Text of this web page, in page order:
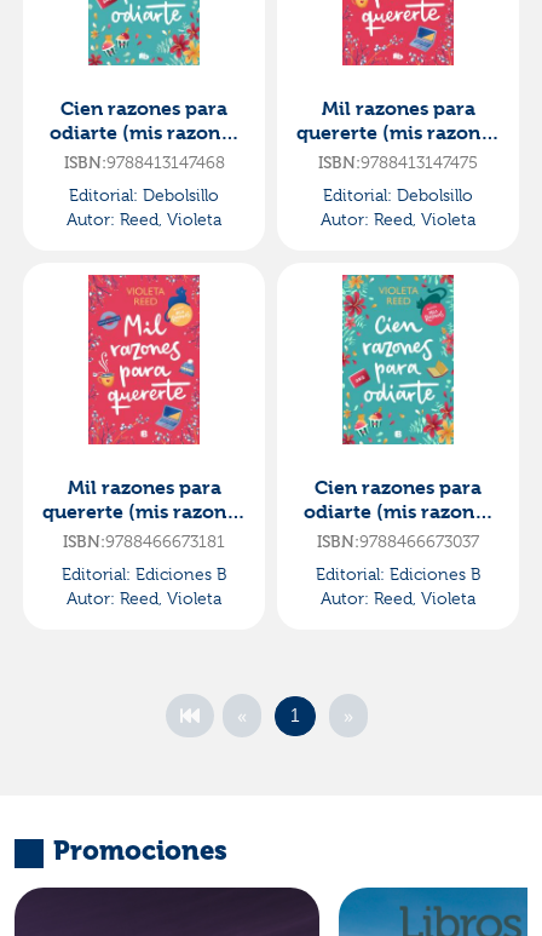
Cien razones para
odiarte (mis razones
1)
ISBN:9788413147468
Editorial: Debolsillo
Autor: Reed, Violeta
Mil razones para
quererte (mis razones
2)
ISBN:9788413147475
Editorial: Debolsillo
Autor: Reed, Violeta
Mil razones para
quererte (mis razones
2)
ISBN:9788466673181
Editorial: Ediciones B
Autor: Reed, Violeta
Cien razones para
odiarte (mis razones
1)
ISBN:9788466673037
Editorial: Ediciones B
Autor: Reed, Violeta
« 1 »
Promociones